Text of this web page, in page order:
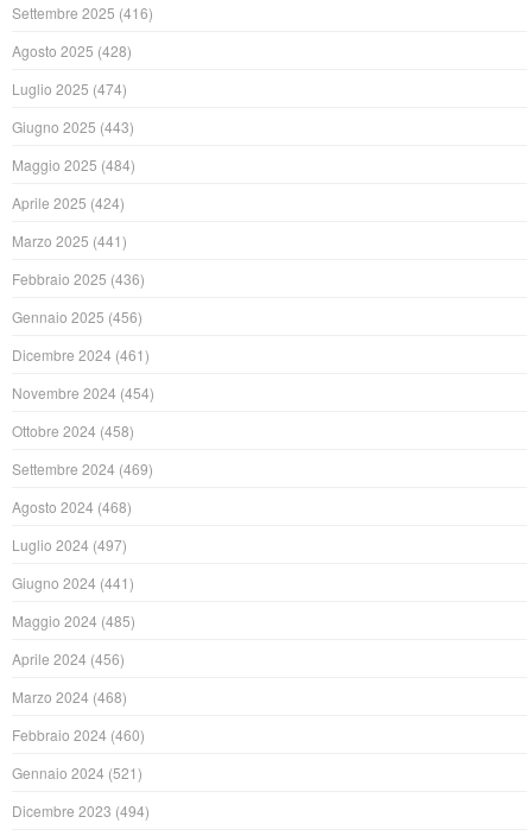
Settembre 2025 (416)
Agosto 2025 (428)
Luglio 2025 (474)
Giugno 2025 (443)
Maggio 2025 (484)
Aprile 2025 (424)
Marzo 2025 (441)
Febbraio 2025 (436)
Gennaio 2025 (456)
Dicembre 2024 (461)
Novembre 2024 (454)
Ottobre 2024 (458)
Settembre 2024 (469)
Agosto 2024 (468)
Luglio 2024 (497)
Giugno 2024 (441)
Maggio 2024 (485)
Aprile 2024 (456)
Marzo 2024 (468)
Febbraio 2024 (460)
Gennaio 2024 (521)
Dicembre 2023 (494)